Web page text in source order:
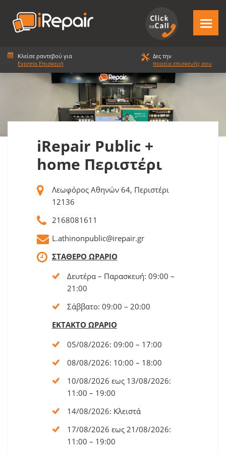
Κλείσε ραντεβού για
Express Επισκευή
Δες την
πορεία επισκευής σου
iRepair Public +
home Περιστέρι
Λεωφόρος Αθηνών 64, Περιστέρι
12136
2168081611
L.athinonpublic@irepair.gr
ΣΤΑΘΕΡΟ ΩΡΑΡΙΟ
Δευτέρα – Παρασκευή: 09:00 –
21:00
Σάββατο: 09:00 – 20:00
ΕΚΤΑΚΤΟ ΩΡΑΡΙΟ
05/08/2026: 09:00 – 17:00
08/08/2026: 10:00 – 18:00
10/08/2026 εως 13/08/2026:
11:00 – 19:00
14/08/2026: Κλειστά
17/08/2026 εως 21/08/2026:
11:00 – 19:00